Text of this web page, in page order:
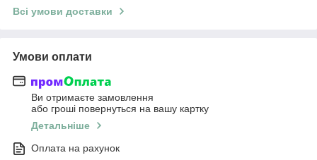
Всі умови доставки
Умови оплати
Ви отримаєте замовлення
або гроші повернуться на вашу картку
Детальніше
Оплата на рахунок